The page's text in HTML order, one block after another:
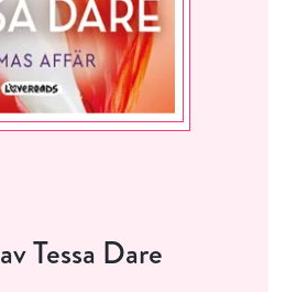
av Tessa Dare